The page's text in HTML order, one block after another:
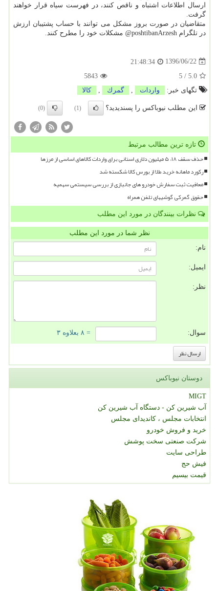
ارسال اطلاعات اشتباه و ناقص كنند، در فهرست سیاه قرار خواهند
گرفت.
متقاضیان در صورت بروز مشكل می توانند با حساب پشتیبان ارزش
در تلگرام poshtibanArzesh@ مشكلات خود را مطرح كنند.
1396/06/22
21:48:34
5.0
/
5
5843
تگهای خبر:
واردات گمرك كالا
این مطلب نیوباکس را پسندیدید؟ (1)
(0)
تازه ترین مطالب مرتبط
حذف سقف ۱۸، ۵ میلیون دلاری استانی برای واردات کالاهای اساسی از مرزها
رکورد ماهانه خرید طلا از بورس کالا شکسته شد
معافیت ثبت سفارش خودرو های جانبازی از بررسی سیستمی سهمیه
حقوق گمرکی گوشیهای تلفن همراه
نظرات بینندگان در مورد این مطلب
نظر شما در مورد این مطلب
نام:
ایمیل:
نظر:
سوال: = ۸ بعلاوه ۳
دوستان نیوباکس
MIGT
آب شیرین کن - دستگاه آب شیرین کن
انتخابات مجلس ، کاندیدای مجلس
خرید و فروش خودرو
شرکت صنعتی سخت پوشش
طراحی سایت
فیش حج
قیمت بیسیم